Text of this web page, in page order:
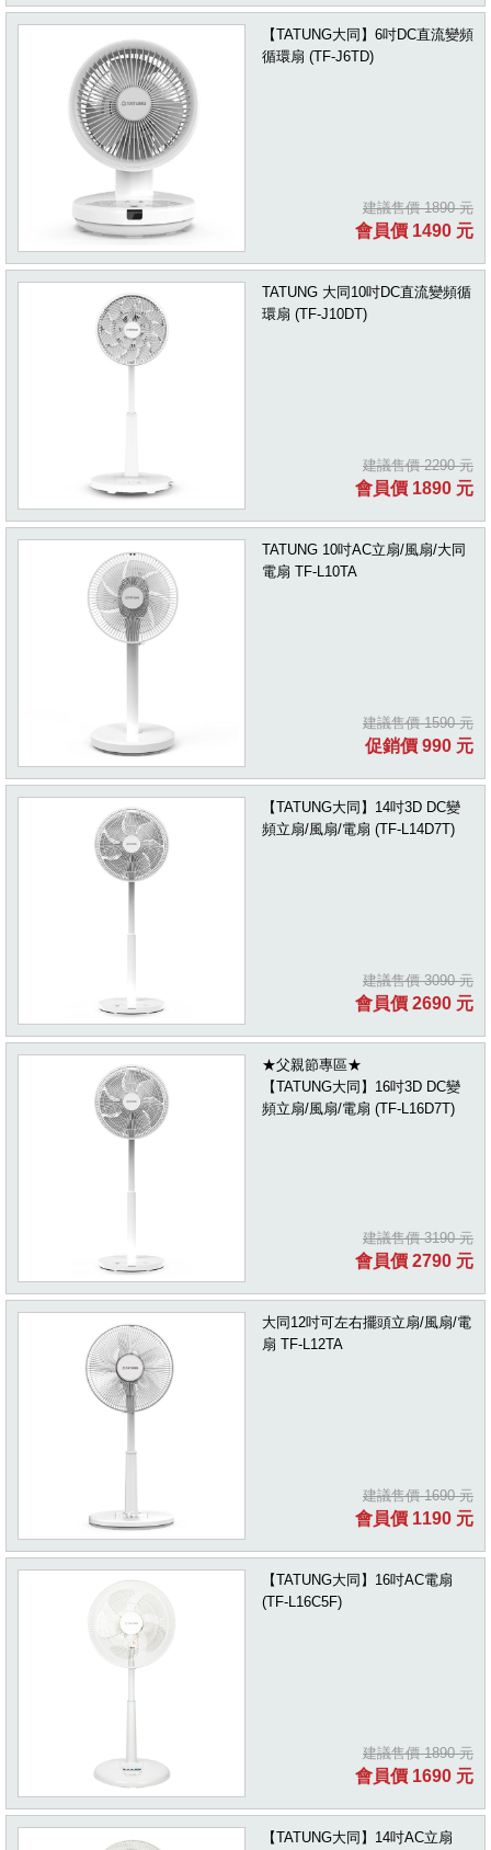
【TATUNG大同】6吋DC直流變頻
循環扇 (TF-J6TD)
建議售價 1890 元
會員價 1490 元
TATUNG 大同10吋DC直流變頻循
環扇 (TF-J10DT)
建議售價 2290 元
會員價 1890 元
TATUNG 10吋AC立扇/風扇/大同
電扇 TF-L10TA
建議售價 1590 元
促銷價 990 元
【TATUNG大同】14吋3D DC變
頻立扇/風扇/電扇 (TF-L14D7T)
建議售價 3090 元
會員價 2690 元
★父親節專區★
【TATUNG大同】16吋3D DC變
頻立扇/風扇/電扇 (TF-L16D7T)
建議售價 3190 元
會員價 2790 元
大同12吋可左右擺頭立扇/風扇/電
扇 TF-L12TA
建議售價 1690 元
會員價 1190 元
【TATUNG大同】16吋AC電扇
(TF-L16C5F)
建議售價 1890 元
會員價 1690 元
【TATUNG大同】14吋AC立扇